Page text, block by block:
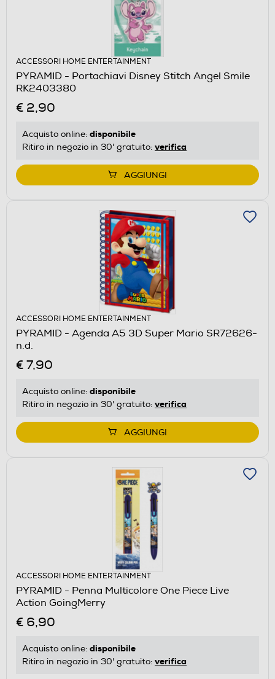
ACCESSORI HOME ENTERTAINMENT
PYRAMID - Portachiavi Disney Stitch Angel Smile
RK2403380
€ 2,90
Acquisto online: disponibile
Ritiro in negozio in 30' gratuito: verifica
AGGIUNGI
ACCESSORI HOME ENTERTAINMENT
PYRAMID - Agenda A5 3D Super Mario SR72626-
n.d.
€ 7,90
Acquisto online: disponibile
Ritiro in negozio in 30' gratuito: verifica
AGGIUNGI
ACCESSORI HOME ENTERTAINMENT
PYRAMID - Penna Multicolore One Piece Live
Action GoingMerry
€ 6,90
Acquisto online: disponibile
Ritiro in negozio in 30' gratuito: verifica